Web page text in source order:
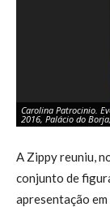
Carolina Patrocinio.
2016, Palácio do
A Zippy reuniu,
conjunto de
apresentação em